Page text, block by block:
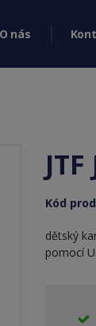
O nás
JTF
Kód
dětský
pomocí